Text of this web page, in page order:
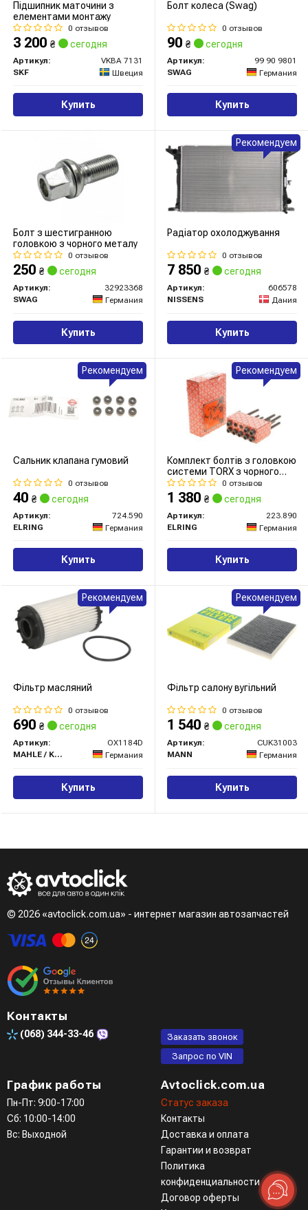
Підшипник маточини з
елементами монтажу
0 отзывов
3 200 ₴ сегодня
Артикул:
VKBA 7131
SKF
Швеция
Купить
Болт колеса (Swag)
0 отзывов
90 ₴ сегодня
Артикул:
99 90 9801
SWAG
Германия
Купить
Болт з шестигранною
головкою з чорного металу
0 отзывов
250 ₴ сегодня
Артикул:
32923368
SWAG
Германия
Купить
Радіатор охолоджування
0 отзывов
7 850 ₴ сегодня
Артикул:
606578
NISSENS
Дания
Купить
Рекомендуем
Сальник клапана гумовий
0 отзывов
40 ₴ сегодня
Артикул:
724.590
ELRING
Германия
Купить
Рекомендуем
Комплект болтів з головкою
системи TORX з чорного
металу
0 отзывов
1 380 ₴ сегодня
Артикул:
223.890
ELRING
Германия
Купить
Рекомендуем
Фільтр масляний
0 отзывов
690 ₴ сегодня
Артикул:
OX1184D
MAHLE / KNECHT
Германия
Купить
Рекомендуем
Фільтр салону вугільний
0 отзывов
1 540 ₴ сегодня
Артикул:
CUK31003
MANN
Германия
Купить
Рекомендуем
© 2026 «avtoclick.com.ua» - интернет магазин автозапчастей
Контакты
(068) 344-33-46
Заказать звонок
Запрос по VIN
График работы
Пн-Пт: 9:00-17:00
Сб: 10:00-14:00
Вс: Выходной
Avtoclick.com.ua
Статус заказа
Контакты
Доставка и оплата
Гарантии и возврат
Политика
конфиденциальности
Договор оферты